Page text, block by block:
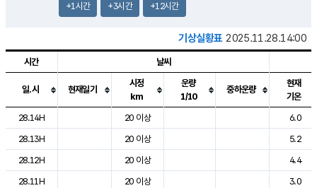
+1시간 +3시간 +12시간
기상실황표 2025.11.28.14:00
도시별 기상실황표로 지점, 날씨, 기온, 강수, 바람, 기압등을 안내한 표입
시간 날씨
일.시 현재일기
시정
km
운량
1/10
중하운량
현재
기온
28.14H
20 이상
6.0
28.13H
20 이상
5.2
28.12H
20 이상
4.4
28.11H
20 이상
3.0